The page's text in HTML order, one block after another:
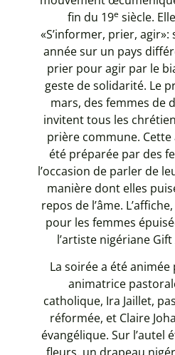
fin du 19e siècle.
«S’informer, prier, agir»:
année sur un pays
prier pour agir par le
geste de solidarité. Le
mars, des femmes de
invitent tous les
prière commune.
été préparée par des
l’occasion de parler de
manière dont elles
repos de l’âme.
pour les femmes
l’artiste nigériane
La soirée a été
animatrice
catholique, Ira Jaillet,
réformée, et Claire
évangélique. Sur l’autel